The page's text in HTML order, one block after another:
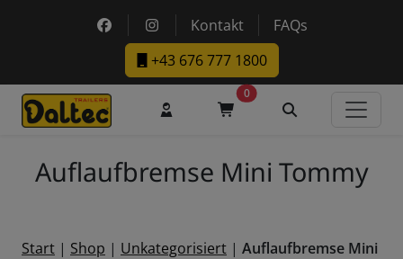
Skip to main content
https://www.facebook.com/DaltecAustria
https://www.instagram.com/
Kontakt
FAQs
+43 676 777 1800
BenutzerkontoWarenkorb
0
Auflaufbremse Mini Tommy
Start | Shop | Unkategorisiert | Auflaufbremse Mini